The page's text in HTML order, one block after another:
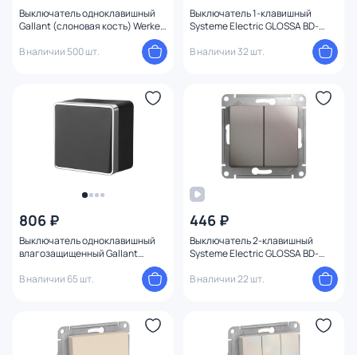
Выключатель одноклавишный
Gallant (слоновая кость) Werkel
В наличии 500 шт.
Выключатель 1-клавишный
Systeme Electric GLOSSA BD-
В наличии 32 шт.
806 ₽
Выключатель одноклавишный
влагозащищенный Gallant
(черный/хром) Werkel W5010235
В наличии 65 шт.
446 ₽
Выключатель 2-клавишный
Systeme Electric GLOSSA BD-
В наличии 22 шт.
Количество клавиш
Степень пыле-влагозащиты
Напряжение
Номинальный ток
Конструкция